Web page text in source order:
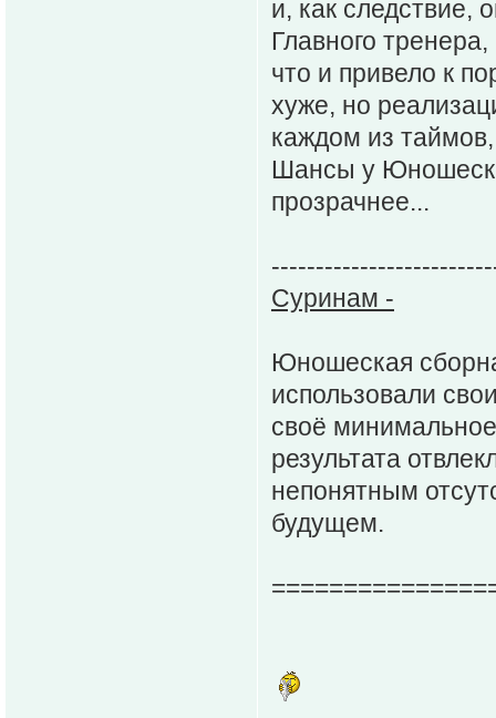
и, как следствие,
Главного
что и привело к
хуже, но
каждом из
Шансы у
прозрачнее...
Суринам -
Юношеская
использовали
своё
результата
непонятным
будущем.